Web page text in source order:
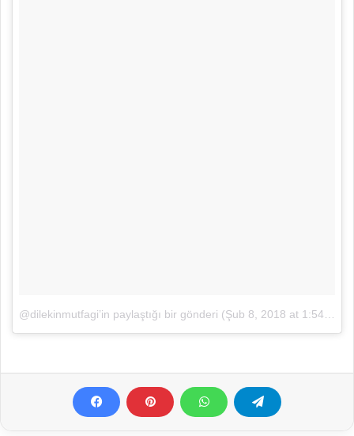
@dilekinmutfagi’in paylaştığı bir gönderi (Şub 8, 2018 at 1:54öö PST